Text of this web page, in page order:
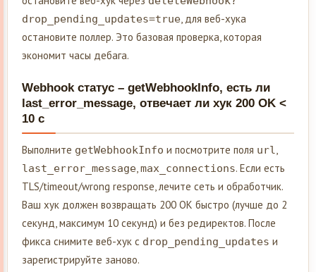
drop_pending_updates=true, для веб-хука
остановите поллер. Это базовая проверка, которая
экономит часы дебага.
Webhook статус – getWebhookInfo, есть ли
last_error_message, отвечает ли хук 200 OK <
10 c
Выполните getWebhookInfo и посмотрите поля url,
last_error_message,max_connections. Если есть
TLS/timeout/wrong response, лечите сеть и обработчик.
Ваш хук должен возвращать 200 OK быстро (лучше до 2
секунд, максимум 10 секунд) и без редиректов. После
фикса снимите веб-хук с drop_pending_updates и
зарегистрируйте заново.